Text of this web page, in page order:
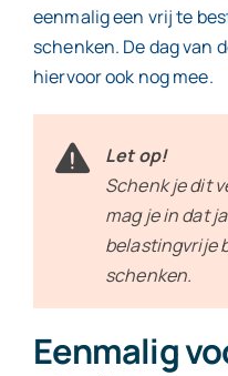
eenmalig een vrij te
schenken. De dag van
hiervoor ook nog mee.
Let op!
Schenk je dit
mag je in dat
belastingvrije
schenken.
Eenmalig